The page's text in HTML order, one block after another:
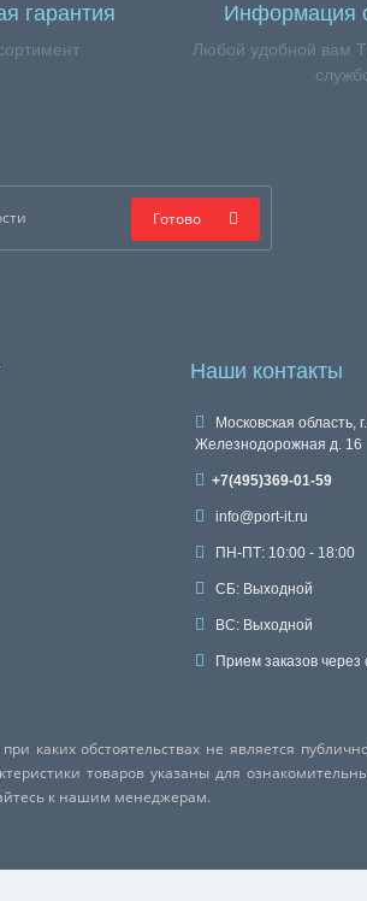
гарантия Информация
Любой удобной вам
Готово
Наши контакты
Московская область,
Железнодорожная д. 16
+7(495)369-01-59
info@port-it.ru
ПН-ПТ: 10:00 - 18:00
СБ: Выходной
ВС: Выходной
Прием заказов через
каких обстоятельствах не является
товаров указаны для
к нашим менеджерам.